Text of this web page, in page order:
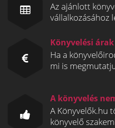
Az ajánlott
vállalkozásához
Könyvelési árak
Ha a
mi is
A könyvelés
A Könyvelők.hu
könyvelő